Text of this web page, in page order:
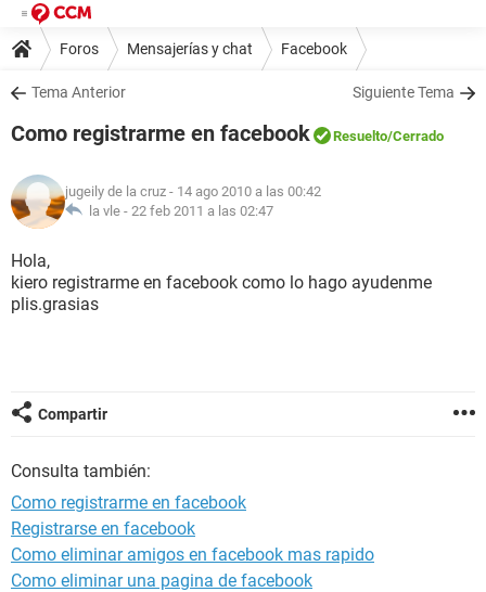
Foros Mensajerías y chat Facebook
Tema Anterior Siguiente Tema
Como registrarme en facebook Resuelto/Cerrado
jugeily de la cruz - 14 ago 2010 a las 00:42
la vle - 22 feb 2011 a las 02:47
Hola,
kiero registrarme en facebook como lo hago ayudenme
plis.grasias
Compartir
Consulta también:
Como registrarme en facebook
Registrarse en facebook
Como eliminar amigos en facebook mas rapido
Como eliminar una pagina de facebook